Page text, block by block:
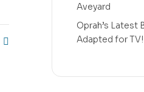
Aveyard
Oprah’s Latest
Adapted for TV!